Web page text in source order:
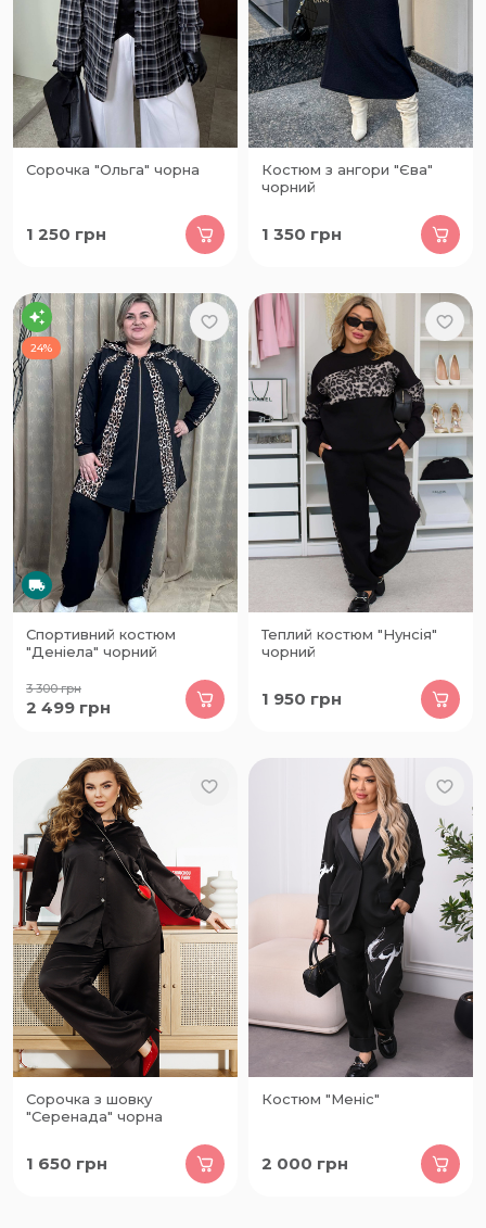
Сорочка "Ольга" чорна
1 250 грн
Костюм з ангори "Єва"
чорний
1 350 грн
24%
Спортивний костюм
"Деніела" чорний
3 300грн
2 499 грн
Теплий костюм "Нунсія"
чорний
1 950 грн
Сорочка з шовку
"Серенада" чорна
1 650 грн
Костюм "Меніс"
2 000 грн